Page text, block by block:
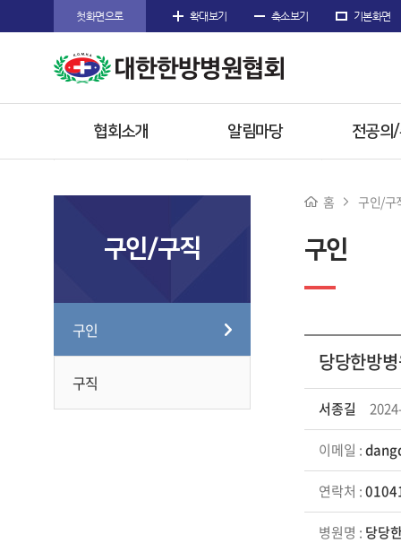
첫화면으로 확대보기 축소보기 기본화면
협회소개
인사말
임원소개
알림마당
공지사항
전공의
공지
구인/구직
구인
구직
홈 구인/구
구인
당당한방
서종길
이메일 :
연락처 :
병원명 : 당당